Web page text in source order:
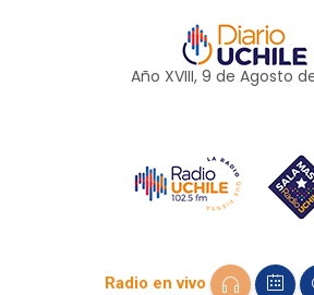
Año XVIII, 9 de Agosto
Radio en vivo